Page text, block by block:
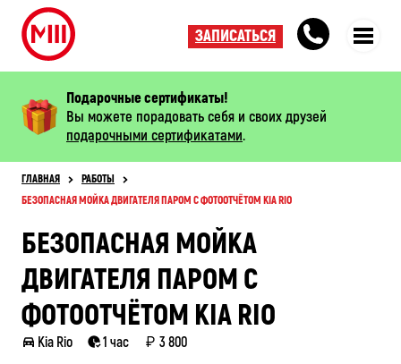
Подарочные сертификаты!
Вы можете порадовать себя и своих друзей
подарочными сертификатами.
ГЛАВНАЯ
РАБОТЫ
БЕЗОПАСНАЯ МОЙКА ДВИГАТЕЛЯ ПАРОМ С ФОТООТЧЁТОМ KIA RIO
БЕЗОПАСНАЯ МОЙКА
ДВИГАТЕЛЯ ПАРОМ С
ФОТООТЧЁТОМ KIA RIO
Kia Rio 1 час 3 800
ЗАПИСАТЬСЯ